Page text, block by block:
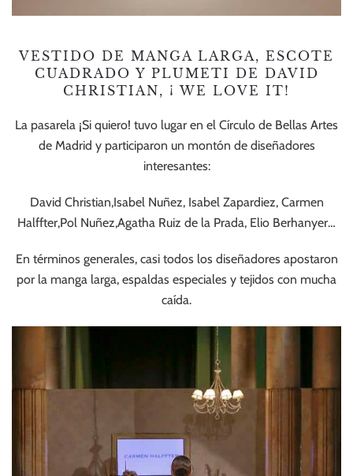
VESTIDO DE MANGA LARGA, ESCOTE
CUADRADO Y PLUMETI DE DAVID
CHRISTIAN, ¡ WE LOVE IT!
La pasarela ¡Si quiero! tuvo lugar en el Círculo de Bellas Artes
de Madrid y participaron un montón de diseñadores
interesantes:
David Christian,Isabel Nuñez, Isabel Zapardiez, Carmen
Halffter,Pol Nuñez,Agatha Ruiz de la Prada, Elio Berhanyer…
En términos generales, casi todos los diseñadores apostaron
por la manga larga, espaldas especiales y tejidos con mucha
caída.